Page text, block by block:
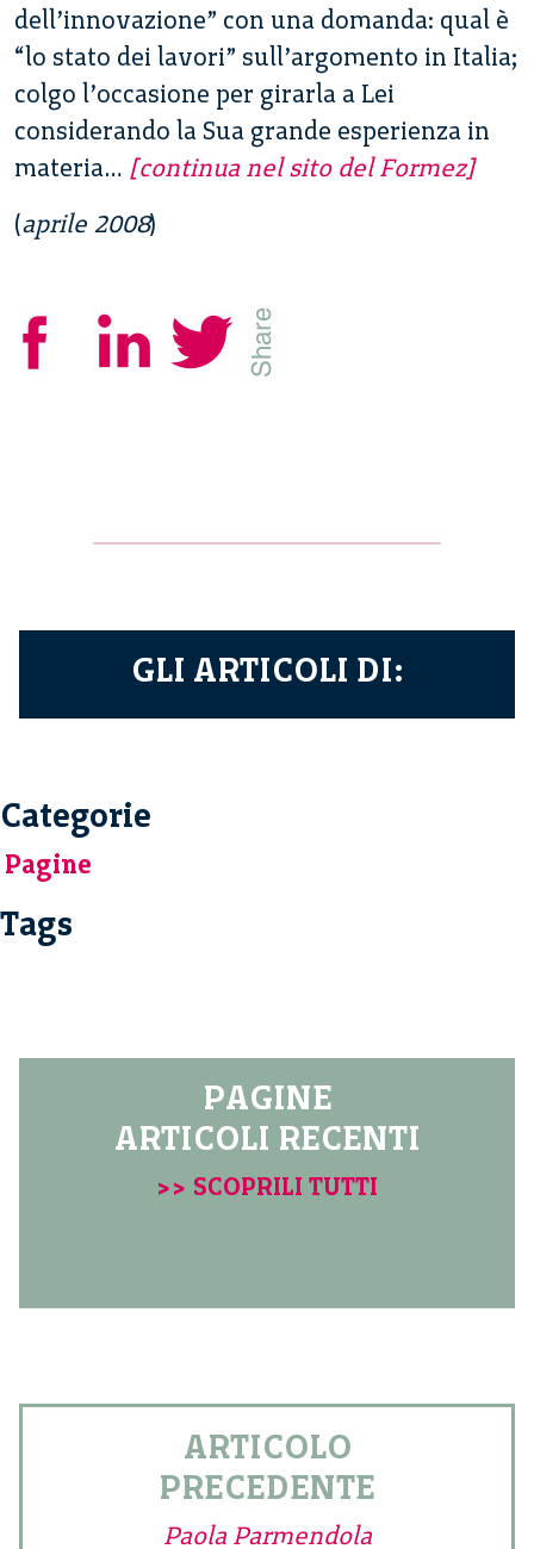
dell’innovazione” con una domanda: qual è
“lo stato dei lavori” sull’argomento in Italia;
colgo l’occasione per girarla a Lei
considerando la Sua grande esperienza in
materia… [continua nel sito del Formez]
(aprile 2008)
GLI ARTICOLI DI:
Categorie
Pagine
Tags
PAGINE
ARTICOLI RECENTI
>> SCOPRILI TUTTI
ARTICOLO
PRECEDENTE
Paola Parmendola